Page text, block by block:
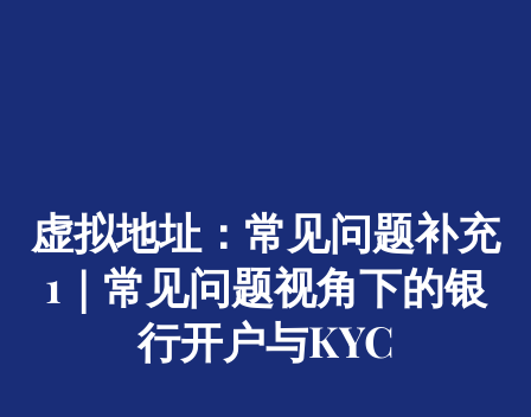
虚拟地址：常见问题补充
1｜常见问题视角下的银
行开户与KYC